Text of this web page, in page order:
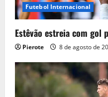
Futebol Internacional
Estêvão estreia com gol
Pierote 8 de agosto de